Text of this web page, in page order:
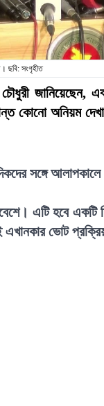
ছবি: সংগৃহীত
জানিয়েছেন,
কোনো অনিয়ম দেখা
সঙ্গে
এটি হবে একটি
ভোট